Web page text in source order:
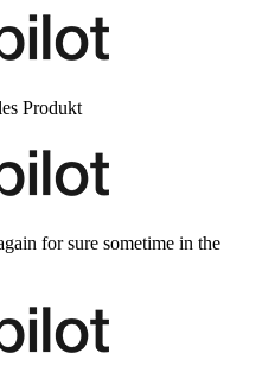
Produkt
for sure sometime in the